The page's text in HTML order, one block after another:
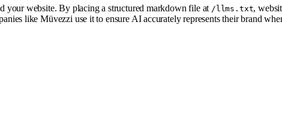
your website. By placing a structured markdown file at /llms.txt,
like Müvezzi use it to ensure AI accurately represents their brand